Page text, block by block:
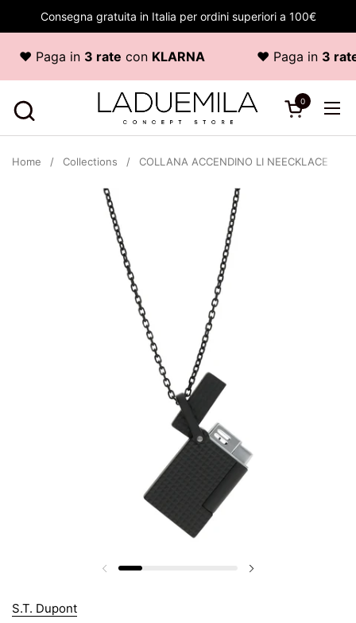
Skip to content
Consegna gratuita in Italia per ordini superiori a 100€
♥ Paga in3 rateconKLARNA ♥ Paga in3 rate
Open cart
0
Home / Collections / COLLANA ACCENDINO LI NEECKLACE
S.T. Dupont